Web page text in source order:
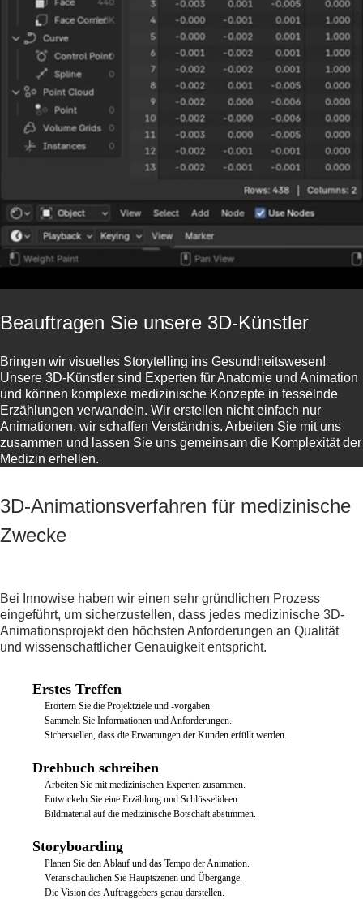
Beauftragen Sie unsere 3D-Künstler
Bringen wir visuelles Storytelling ins Gesundheitswesen!
Unsere 3D-Künstler sind Experten für Anatomie und Animation
und können komplexe medizinische Konzepte in fesselnde
Erzählungen verwandeln. Wir erstellen nicht einfach nur
Animationen, wir schaffen Verständnis. Arbeiten Sie mit uns
zusammen und lassen Sie uns gemeinsam die Komplexität der
Medizin erhellen.
3D-Animationsverfahren für medizinische
Zwecke
Bei Innowise haben wir einen sehr gründlichen Prozess
eingeführt, um sicherzustellen, dass jedes medizinische 3D-
Animationsprojekt den höchsten Anforderungen an Qualität
und wissenschaftlicher Genauigkeit entspricht.
Erstes Treffen
Erörtern Sie die Projektziele und -vorgaben.
Sammeln Sie Informationen und Anforderungen.
Sicherstellen, dass die Erwartungen der Kunden erfüllt werden.
Drehbuch schreiben
Arbeiten Sie mit medizinischen Experten zusammen.
Entwickeln Sie eine Erzählung und Schlüsselideen.
Bildmaterial auf die medizinische Botschaft abstimmen.
Storyboarding
Planen Sie den Ablauf und das Tempo der Animation.
Veranschaulichen Sie Hauptszenen und Übergänge.
Die Vision des Auftraggebers genau darstellen.